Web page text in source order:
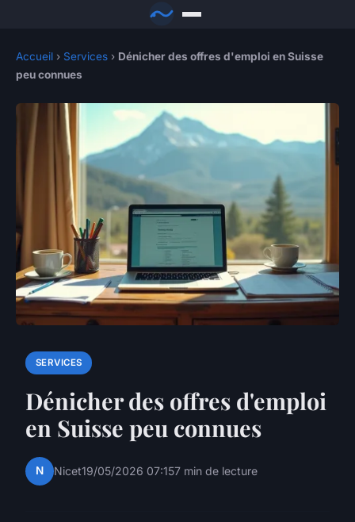
Accueil › Services › Dénicher des offres d'emploi en Suisse
peu connues
SERVICES
Dénicher des offres d'emploi
en Suisse peu connues
N Nicet19/05/2026 07:157 min de lecture